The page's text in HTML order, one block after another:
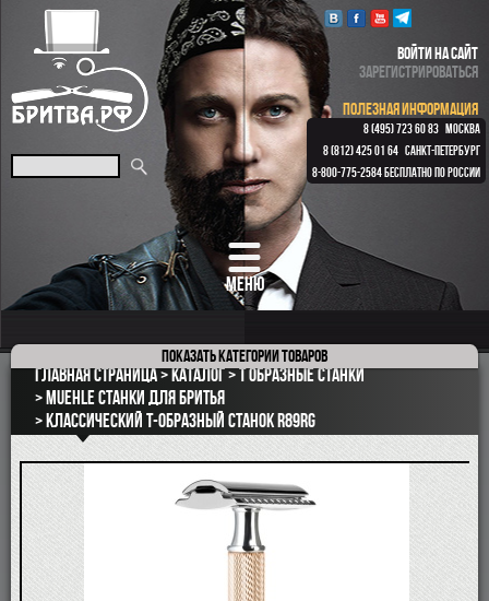
МЕНЮ
ВОЙТИ НА САЙТ
ЗАРЕГИСТРИРОВАТЬСЯ
ПОЛЕЗНАЯ ИНФОРМАЦИЯ
8 (495) 723 60 83 МОСКВА
8 (812) 425 01 64 САНКТ-ПЕТЕРБУРГ
8-800-775-2584 БЕСПЛАТНО ПО РОССИИ
Показатькатегории товаров
ПОДАРОЧНЫЕ НАБОРЫ
ОПАСНЫЕ БРИТВЫ
РЕМНИ
КЛАССИЧЕСКИЕ СТАНКИ
БРИТВЕННЫЕ НАБОРЫ
ПОМАЗКИ
СОВРЕМЕННЫЕ БРИТВЫ
ФУТЛЯРЫ
ДЛЯ БРИТЬЯ
ПОСЛЕ БРИТЬЯ
Главная страница Каталог
Т образные станки
Muehle станки для бритья
Классический Т-образный станок R89RG